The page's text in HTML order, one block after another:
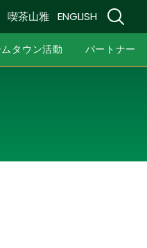
喫茶山雅 ENGLISH
タウン活動 パートナー